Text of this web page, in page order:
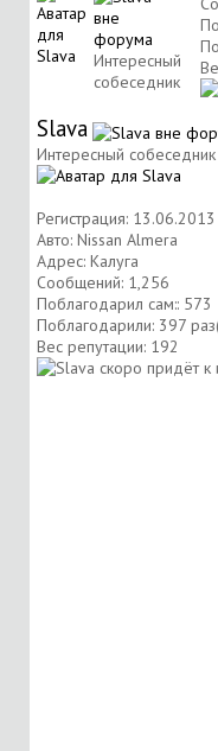
Интересный
собеседник
Slava
Интересный собеседник
Регистрация: 13.06.2013
Авто: Nissan Almera
Адрес: Калуга
Сообщений: 1,256
Поблагодарил сам:: 573
Поблагодарили: 397
Вес репутации: 192